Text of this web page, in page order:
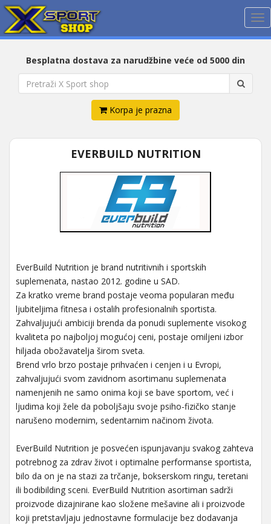
Besplatna dostava za narudžbine veće od 5000 din
Korpa je prazna
EVERBUILD NUTRITION
EverBuild Nutrition je brand nutritivnih i sportskih
suplemenata, nastao 2012. godine u SAD.
Za kratko vreme brand postaje veoma popularan među
ljubiteljima fitnesa i ostalih profesionalnih sportista.
Zahvaljujući ambiciji brenda da ponudi suplemente visokog
kvaliteta po najboljoj mogućoj ceni, postaje omiljeni izbor
hiljada obožavatelja širom sveta.
Brend vrlo brzo postaje prihvaćen i cenjen i u Evropi,
zahvaljujući svom zavidnom asortimanu suplemenata
namenjenih ne samo onima koji se bave sportom, već i
ljudima koji žele da poboljšaju svoje psiho-fizičko stanje
narušeno modernim, sedentarnim načinom života.
EverBuild Nutrition je posvećen ispunjavanju svakog zahteva
potrebnog za zdrav život i optimalne performanse sportista,
bilo da on je na stazi za trčanje, bokserskom ringu, teretani
ili bodibilding sceni. EverBuild Nutrition asortiman sadrži
proizvode dizajnirane kao složene mešavine ali i proizvode
koji pretstavljaju jednostavne formulacije bez dodavanja